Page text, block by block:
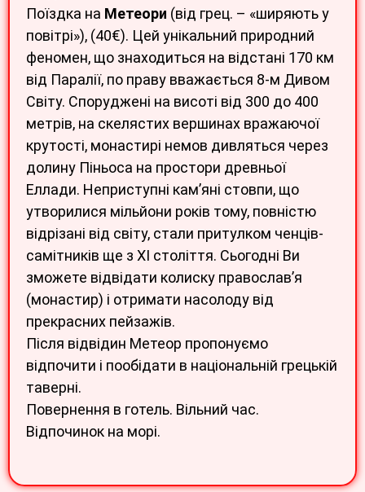
Поїздка на Метеори (від грец. – «ширяють у
повітрі»), (40€). Цей унікальний природний
феномен, що знаходиться на відстані 170 км
від Паралії, по праву вважається 8-м Дивом
Світу. Споруджені на висоті від 300 до 400
метрів, на скелястих вершинах вражаючої
крутості, монастирі немов дивляться через
долину Піньоса на простори древньої
Еллади. Неприступні кам’яні стовпи, що
утворилися мільйони років тому, повністю
відрізані від світу, стали притулком ченців-
самітників ще з XI століття. Сьогодні Ви
зможете відвідати колиску православ’я
(монастир) і отримати насолоду від
прекрасних пейзажів.
Після відвідин Метеор пропонуємо
відпочити і пообідати в національній грецькій
таверні.
Повернення в готель. Вільний час.
Відпочинок на морі.